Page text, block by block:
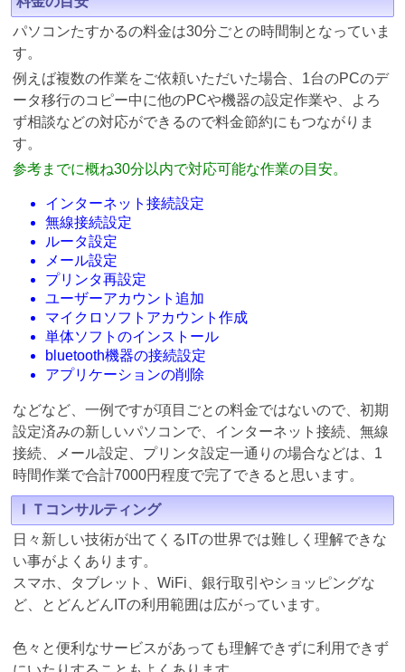
パソコンたすかるの料金は30分ごとの時間制となっていま
す。
例えば複数の作業をご依頼いただいた場合、1台のPCのデ
ータ移行のコピー中に他のPCや機器の設定作業や、よろ
ず相談などの対応ができるので料金節約にもつながりま
す。
参考までに概ね30分以内で対応可能な作業の目安。
インターネット接続設定
無線接続設定
ルータ設定
メール設定
プリンタ再設定
ユーザーアカウント追加
マイクロソフトアカウント作成
単体ソフトのインストール
bluetooth機器の接続設定
アプリケーションの削除
などなど、一例ですが項目ごとの料金ではないので、初期
設定済みの新しいパソコンで、インターネット接続、無線
接続、メール設定、プリンタ設定一通りの場合などは、1
時間作業で合計7000円程度で完了できると思います。
ＩＴコンサルティング
日々新しい技術が出てくるITの世界では難しく理解できな
い事がよくあります。
スマホ、タブレット、WiFi、銀行取引やショッピングな
ど、とどんどんITの利用範囲は広がっています。
色々と便利なサービスがあっても理解できずに利用できず